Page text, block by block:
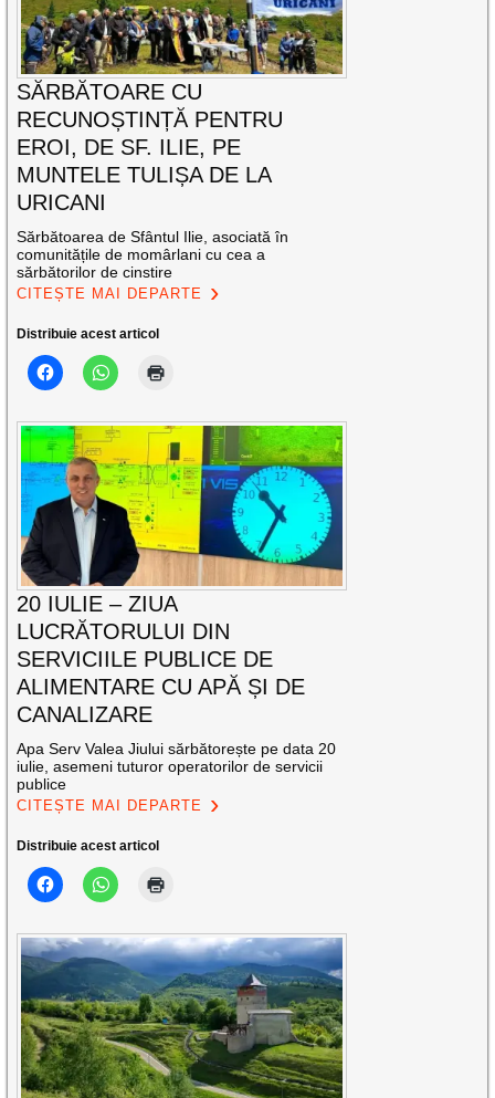
SĂRBĂTOARE CU
RECUNOȘTINȚĂ PENTRU
EROI, DE SF. ILIE, PE
MUNTELE TULIȘA DE LA
URICANI
Sărbătoarea de Sfântul Ilie, asociată în
comunitățile de momârlani cu cea a
sărbătorilor de cinstire
CITEȘTE MAI DEPARTE
Distribuie acest articol
20 IULIE – ZIUA
LUCRĂTORULUI DIN
SERVICIILE PUBLICE DE
ALIMENTARE CU APĂ ȘI DE
CANALIZARE
Apa Serv Valea Jiului sărbătorește pe data 20
iulie, asemeni tuturor operatorilor de servicii
publice
CITEȘTE MAI DEPARTE
Distribuie acest articol